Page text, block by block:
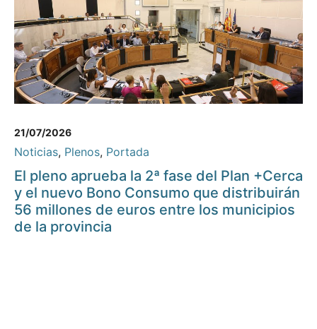
21/07/2026
Noticias, Plenos, Portada
El pleno aprueba la 2ª fase del Plan +Cerca
y el nuevo Bono Consumo que distribuirán
56 millones de euros entre los municipios
de la provincia